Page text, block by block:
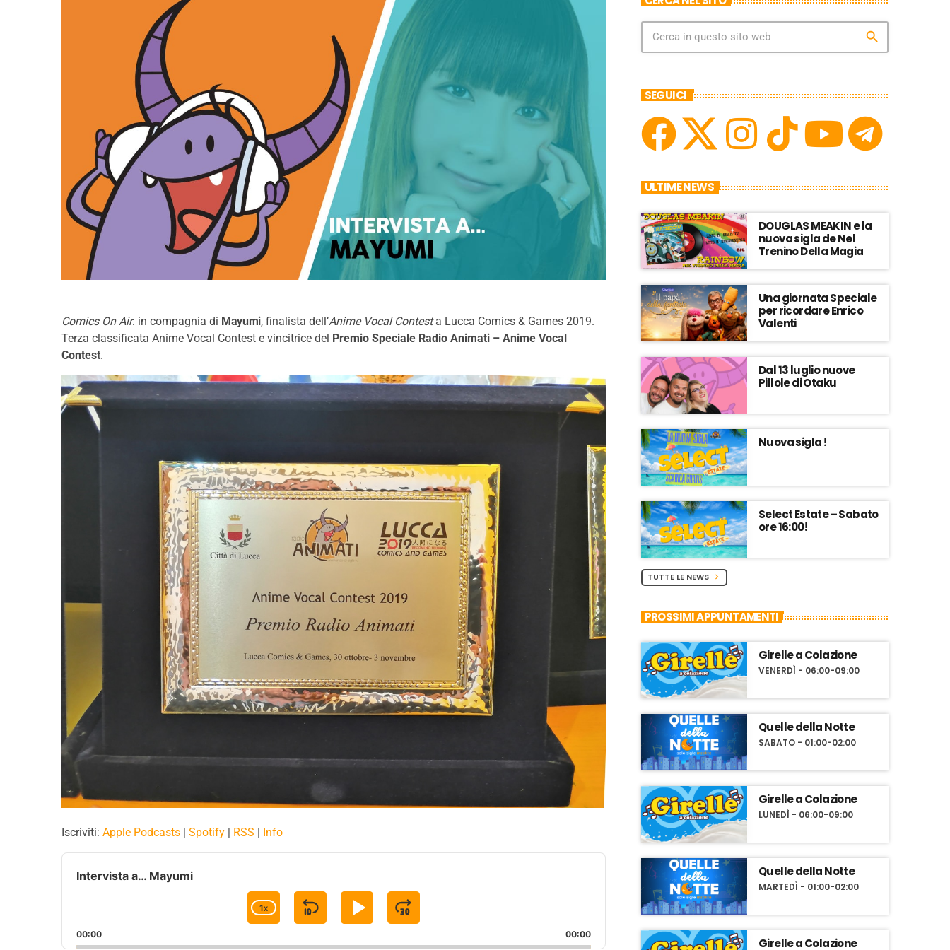
Comics On Air: in compagnia di Mayumi, finalista dell’Anime Vocal Contesta Lucca Comics & Games 2019.
Terza classificata Anime Vocal Contest e vincitrice del Premio Speciale Radio Animati – Anime Vocal
Contest.
Iscriviti: Apple Podcasts | Spotify | RSS | Info
A
Intervista a… Mayumi
C
H
A
1X
S
P
J
00:00 00:00
search
SEGUICI
ULTIME NEWS
DOUGLAS MEAKIN e la
nuova sigla de Nel
Trenino Della Magia
Una giornata Speciale
per ricordare Enrico
Valenti
Dal 13 luglio nuove
Pillole di Otaku
Nuova sigla !
Select Estate – Sabato
ore 16:00!
TUTTE LE NEWS chevron_right
PROSSIMI APPUNTAMENTI
Girelle a Colazione
VENERDÌ - 06:00-09:00
Quelle della Notte
SABATO - 01:00-02:00
Girelle a Colazione
LUNEDÌ - 06:00-09:00
Quelle della Notte
MARTEDÌ - 01:00-02:00
Girelle a Colazione